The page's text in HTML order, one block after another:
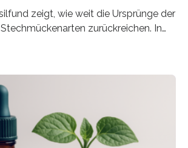
zeigt, wie weit die Ursprünge der
zurückreichen. In
älteste bekannte Stechmücken-
Myanmar und hat sich in
Zustand erhalten. Es konnte als neue
beschrieben werden und trägt
Cretosabethes primaevus. Dieser erste
einer Stechmückenlarve in Bernstein